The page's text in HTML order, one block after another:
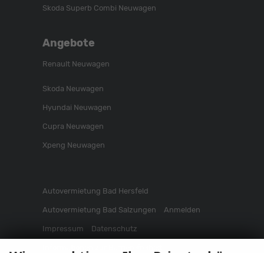
Skoda Superb Combi Neuwagen
Angebote
Renault Neuwagen
Skoda Neuwagen
Hyundai Neuwagen
Cupra Neuwagen
Xpeng Neuwagen
Autovermietung Bad Hersfeld
Autovermietung Bad Salzungen Anmelden
Impressum Datenschutz